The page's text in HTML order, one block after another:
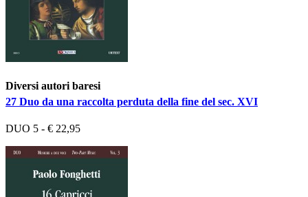
Diversi autori baresi
27 Duo da una raccolta perduta della fine del sec. XVI
DUO 5 - € 22,95